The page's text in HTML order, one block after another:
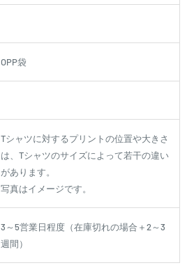
OPP袋
Tシャツに対するプリントの位置や大きさ
は、Tシャツのサイズによって若干の違い
があります。
写真はイメージです。
3～5営業日程度（在庫切れの場合＋2～3
週間）